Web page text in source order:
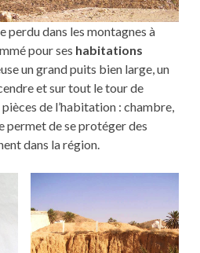
perdu dans les montagnes à
pour ses habitations
un grand puits bien large, un
et sur tout le tour de
pièces de l’habitation : chambre,
permet de se protéger des
dans la région.